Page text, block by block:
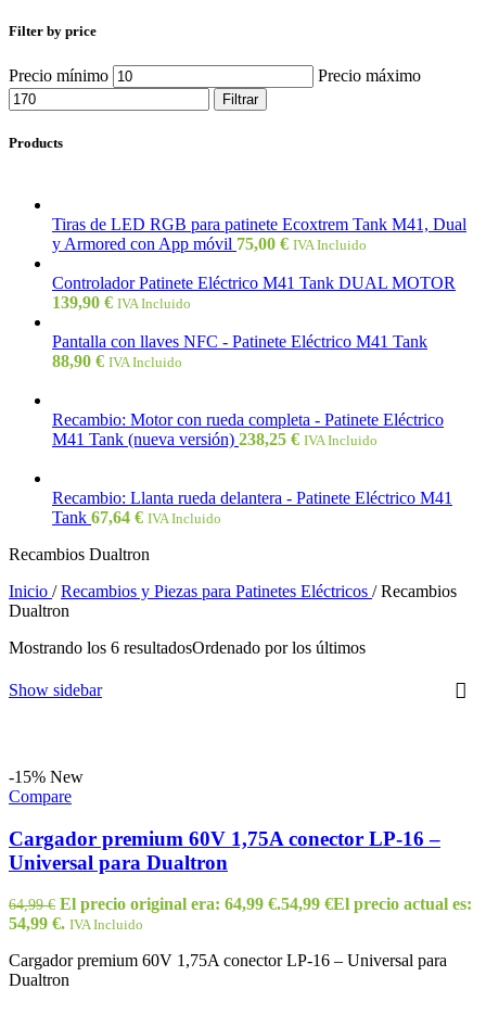
Filter by price
Precio mínimo Precio máximo
Filtrar
Products
Tiras de LED RGB para patinete Ecoxtrem Tank M41, Dual
y Armored con App móvil 75,00 € IVA Incluido
Controlador Patinete Eléctrico M41 Tank DUAL MOTOR
139,90 € IVA Incluido
Pantalla con llaves NFC - Patinete Eléctrico M41 Tank
88,90 € IVA Incluido
Recambio: Motor con rueda completa - Patinete Eléctrico
M41 Tank (nueva versión) 238,25 € IVA Incluido
Recambio: Llanta rueda delantera - Patinete Eléctrico M41
Tank 67,64 € IVA Incluido
Recambios Dualtron
Inicio / Recambios y Piezas para Patinetes Eléctricos / Recambios
Dualtron
Mostrando los 6 resultadosOrdenado por los últimos
Show sidebar
-15% New
Compare
Cargador premium 60V 1,75A conector LP-16 –
Universal para Dualtron
64,99€ El precio original era: 64,99 €.54,99 €El precio actual es:
54,99 €. IVA Incluido
Cargador premium 60V 1,75A conector LP-16 – Universal para
Dualtron